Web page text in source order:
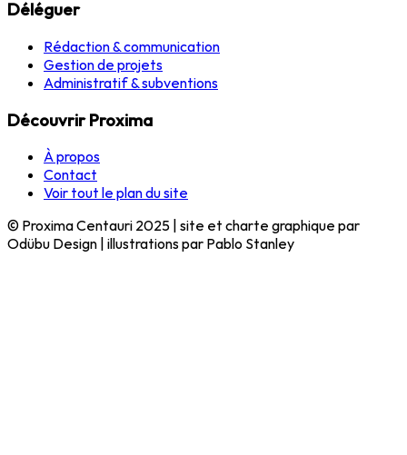
Déléguer
Rédaction & communication
Gestion de projets
Administratif & subventions
Découvrir Proxima
À propos
Contact
Voir tout le plan du site
© Proxima Centauri 2025 | site et charte graphique par
Odübu Design | illustrations par Pablo Stanley